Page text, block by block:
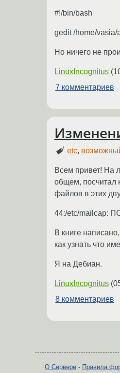
#!/bin/bash
gedit /home/vasia/
Но ничего не
LinuxIncognitus (
7 комментариев
etc,
Всем привет! На
общем, посчитал
файлов в этих
44:/etc/mailcap:
В книге
как узнать что
Я на Дебиан.
LinuxIncognitus (
8 комментариев
О Сервере - Правила